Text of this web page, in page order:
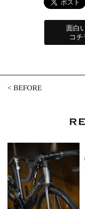
面白
コチ
<BEFORE